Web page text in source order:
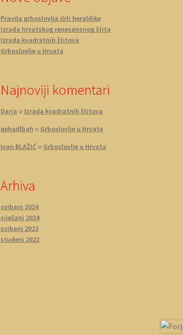
Pravila grboslovlja iliti heraldike
Izrada hrvatskog renesansnog štita
Izrada kvadratnih štitova
Grboslovlje u Hrvata
Najnoviji komentari
Darja o Izrada kvadratnih štitova
qehadlbah o Grboslovlje u Hrvata
Ivan BLAŽIĆo Grboslovlje u Hrvata
Arhiva
svibanj 2024
siječanj 2024
svibanj 2023
studeni 2022